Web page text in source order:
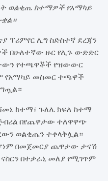
ወልቂጤ ከተማዎች የአማካይ
ፕሪምየር ሊግ ስድስተኛ ደረጃን
በሁለተኛው ዙር የሊጉ ውድድር
የተጫዋቾች የዝውውር
የአማካይ መስመር ተጫዋች
ከተማ፣ ጉለሌ ክፍለ ከተማ
በየጨዋታው ተለዋዋጭ
ወልቂጤን ተቀላቅሏል።
በመጀመርያ ጨዋታው ታናሽ
በተቃራኒ መለያ የሚገጥም